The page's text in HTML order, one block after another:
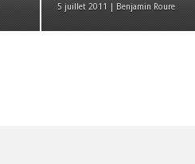
5 juillet 2011 | Benjamin Roure